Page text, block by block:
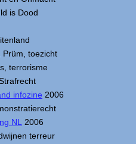
is Dood
Prüm, toezicht
terrorisme
infozine 2006
NL
2006
terreur